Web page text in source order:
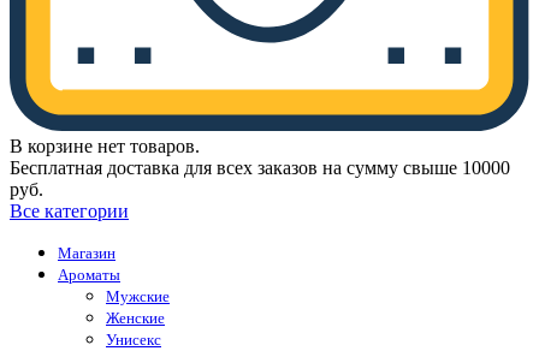
В корзине нет товаров.
Бесплатная доставка для всех заказов на сумму свыше 10000
руб.
Все категории
Магазин
Ароматы
Мужские
Женские
Унисекс